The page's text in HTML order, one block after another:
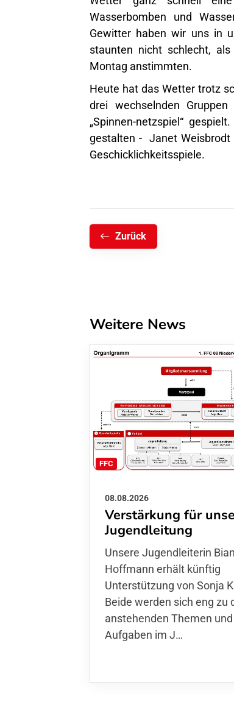
Wasserbomben und
Gewitter haben wir uns in
staunten nicht schlecht,
Montag anstimmten.
Heute hat das Wetter trotz
drei wechselnden
„Spinnen-netzspiel“
gestalten - Janet Weisbrodt
Geschicklichkeitsspiele.
Zurück
Weitere News
FFC
08.08.2026
Verstärkung für
Jugendleitung
Unsere Jugendleiterin
Hoffmann erhält künftig
Unterstützung von Sonja
Beide werden sich eng zu
anstehenden Themen und
Aufgaben im J…